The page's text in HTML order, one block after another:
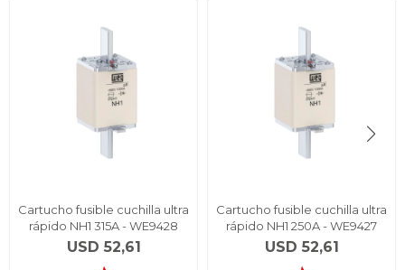
Cartucho fusible cuchilla ultra
rápido NH1 315A - WE9428
USD 52,61
Cartucho fusible cuchilla ultra
rápido NH1 250A - WE9427
USD 52,61